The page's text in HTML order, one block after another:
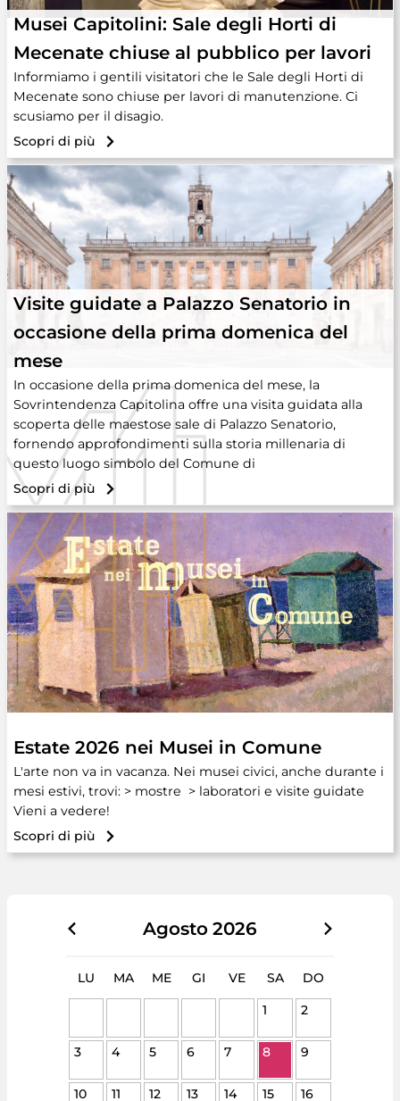
Musei Capitolini: Sale degli Horti di
Mecenate chiuse al pubblico per lavori
Informiamo i gentili visitatori che le Sale degli Horti di
Mecenate sono chiuse per lavori di manutenzione. Ci
scusiamo per il disagio.
Scopri di più
Visite guidate a Palazzo Senatorio in
occasione della prima domenica del
mese
In occasione della prima domenica del mese, la
Sovrintendenza Capitolina offre una visita guidata alla
scoperta delle maestose sale di Palazzo Senatorio,
fornendo approfondimenti sulla storia millenaria di
questo luogo simbolo del Comune di
Scopri di più
Estate 2026 nei Musei in Comune
L'arte non va in vacanza. Nei musei civici, anche durante i
mesi estivi, trovi: > mostre > laboratori e visite guidate
Vieni a vedere!
Scopri di più
Agosto 2026
LU MA ME GI VE SA
DO
1
2
3 4 5 6 7 8 9
10 11 12 13 14 15 16